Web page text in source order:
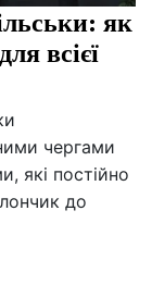
як
всієї
чергами
які постійно
до